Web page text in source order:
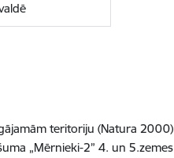
teritoriju (Natura 2000)
„Mērnieki-2” 4. un 5.zemes